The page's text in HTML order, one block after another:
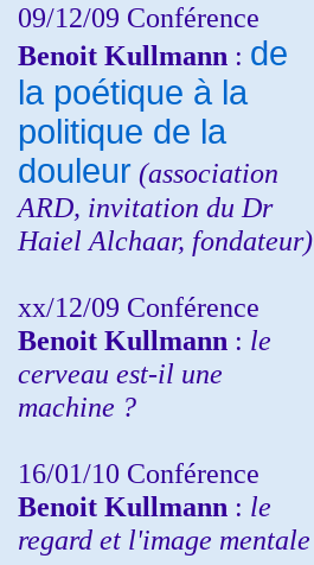
09/12/09 Conférence
Benoit Kullmann : de
la poétique à la
politique de la
douleur (association
ARD, invitation du Dr
Haiel Alchaar, fondateur)
xx/12/09 Conférence
Benoit Kullmann : le
cerveau est-il une
machine ?
16/01/10 Conférence
Benoit Kullmann : le
regard et l'image mentale